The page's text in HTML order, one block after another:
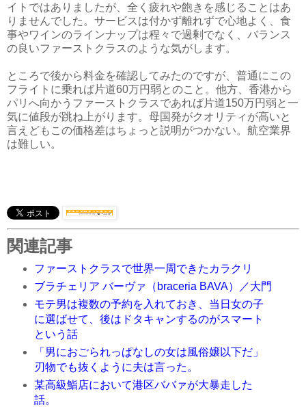
イトではありましたが、全く疲れや飽きを感じることはあ
りませんでした。サービスは付かず離れずで心地よく、食
事やワインのラインナップは程々で過剰でなく、バランス
の良いファーストクラスのような気がします。
ところで後から料金を確認してみたのですが、普通にこの
フライトに乗れば片道60万円弱とのこと。他方、香港から
パリへ向かうファーストクラスであれば片道150万円弱と一
気に値段が跳ね上がります。母国発がクオリティが高いと
言えどもこの価格差はちょっと説明がつかない。航空業界
は難しい。
関連記事
ファーストクラスで世界一周できたカラクリ
ブラチェリア バーヴァ（braceria BAVA）／大門
モテ男は複数の予約を入れておき、当日女の子
に選ばせて、後はドタキャンするのがスマート
という話
「男におごられっぱなしの女は風俗嬢以下だ」
刃物でも抜くように夫は言った。
某高級鮨店において港区ババァが大暴走した
話。